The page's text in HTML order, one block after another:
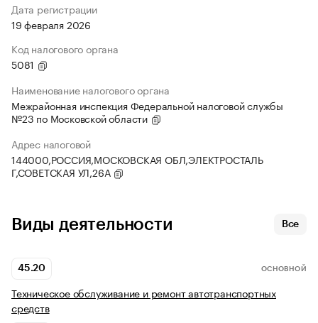
Дата регистрации
19 февраля 2026
Код налогового органа
5081
Наименование налогового органа
Межрайонная инспекция Федеральной налоговой службы
№23 по Московской области
Адрес налоговой
144000,РОССИЯ,МОСКОВСКАЯ ОБЛ,ЭЛЕКТРОСТАЛЬ
Г,СОВЕТСКАЯ УЛ,26А
Виды деятельности Все
45.20 ОСНОВНОЙ
Техническое обслуживание и ремонт автотранспортных
средств